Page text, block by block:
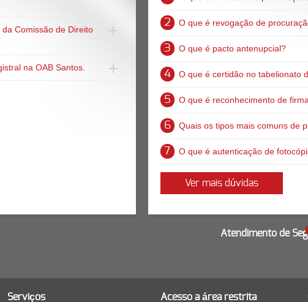
Comissão de Direito
na OAB Santos.
2 O que é revogação de
3 O que é pacto antenupcial?
4 O que é certidão no tabelionato
5 O que é reconhecimento de
6 Quais os tipos mais comuns de
7 O que é autenticação de
Ver mais dúvidas
Atendimento de
Serviços Acesso a área restrita